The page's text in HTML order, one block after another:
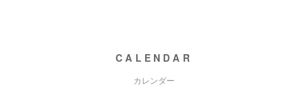
CALENDAR
カレンダー